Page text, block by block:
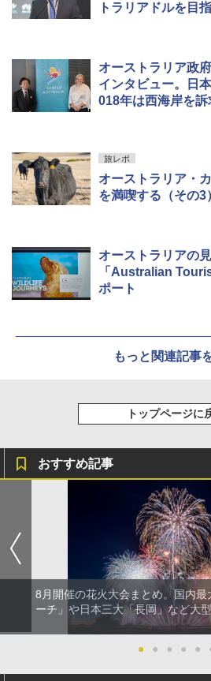
トラリアドルを目
オーストラリア政
インタビュー。日
018年は西海岸を訴
旅レポ
オーストラリア・
を満喫する（その3
オーストラリアの
「Australian
ポート
もっと関連記事
トップページに
おすすめ記事
8月開催の花火大会まとめ。国内
ーチ」や日本三大「長岡」など大
● ● ● ● ●